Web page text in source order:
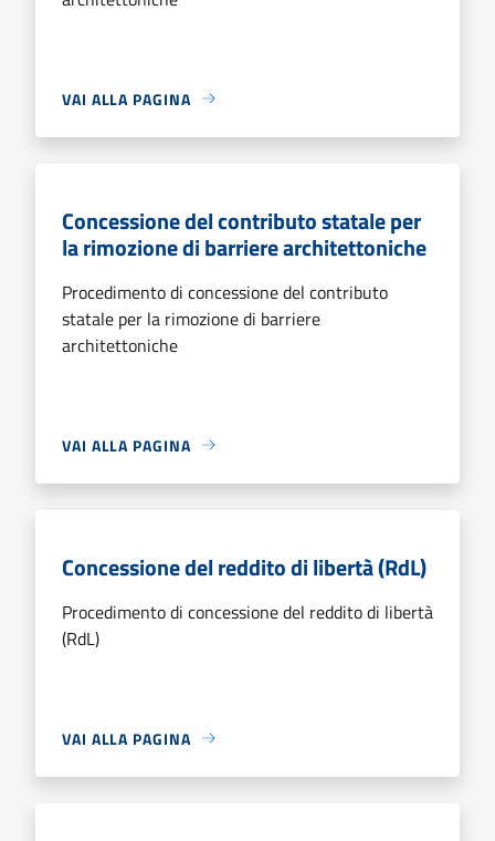
VAI ALLA PAGINA
Concessione del contributo statale per
la rimozione di barriere architettoniche
Procedimento di concessione del contributo
statale per la rimozione di barriere
architettoniche
VAI ALLA PAGINA
Concessione del reddito di libertà (RdL)
Procedimento di concessione del reddito di libertà
(RdL)
VAI ALLA PAGINA